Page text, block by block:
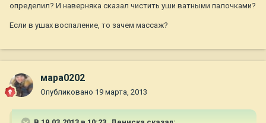
определил? И наверняка сказал чистить уши ватными палочками?
Если в ушах воспаление, то зачем массаж?
мара0202
Опубликовано 19 марта, 2013